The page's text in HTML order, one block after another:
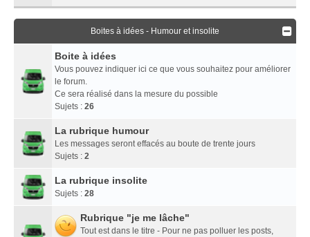
Boites à idées - Humour et insolite
Boite à idées
Vous pouvez indiquer ici ce que vous souhaitez pour améliorer
le forum.
Ce sera réalisé dans la mesure du possible
Sujets : 26
La rubrique humour
Les messages seront effacés au boute de trente jours
Sujets : 2
La rubrique insolite
Sujets : 28
Rubrique "je me lâche"
Tout est dans le titre - Pour ne pas polluer les posts,